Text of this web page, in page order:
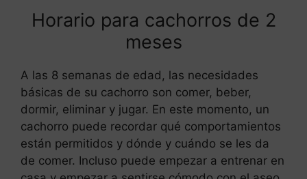
Horario para cachorros de 2
meses
A las 8 semanas de edad, las necesidades
básicas de su cachorro son comer, beber,
dormir, eliminar y jugar. En este momento, un
cachorro puede recordar qué comportamientos
están permitidos y dónde y cuándo se les da
de comer. Incluso puede empezar a entrenar en